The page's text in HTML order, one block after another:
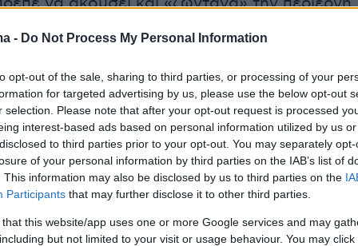
- Do Not Process My Personal Information
opt-out of the sale, sharing to third parties, or processing of your
for targeted advertising by us, please use the below opt-out
selection. Please note that after your opt-out request is processed
interest-based ads based on personal information utilized by us
to third parties prior to your opt-out. You may separately
of your personal information by third parties on the IAB’s list of
This information may also be disclosed by us to third parties on the
Participants that may further disclose it to other third parties.
that this website/app uses one or more Google services and may
but not limited to your visit or usage behaviour. You may
από τη Ρωσία, πήγε σχολείο στη
έμαθε τελικά, να μιλάει Αγγλικά σαν...
χωρίς όμως να χάσει το «ρωσικό
της.
η ίδια ηΆννα Σόροκιν σε συνέντευξη
στο podcast«Julia Fox and Niki
, συμπάθησε ιδιαίτερα την ηθοποιό που
στη σειρά.